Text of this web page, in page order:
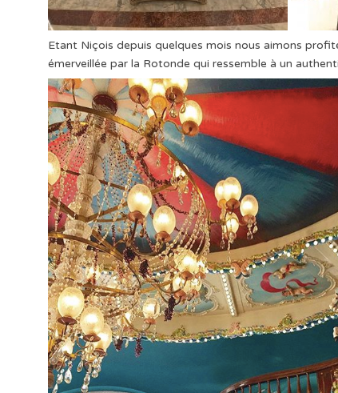
Etant Niçois depuis quelques mois nous aimons
émerveillée par la Rotonde qui ressemble à un